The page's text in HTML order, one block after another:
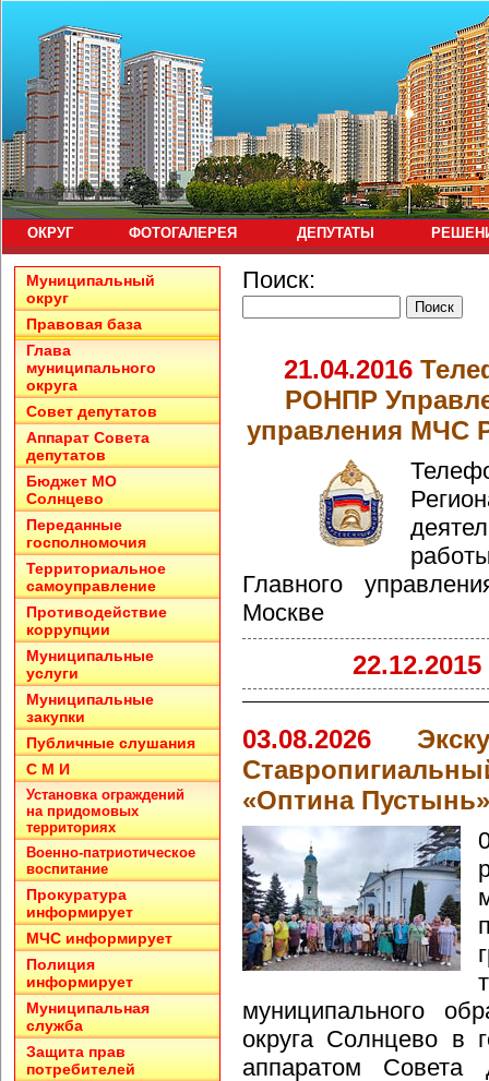
ОКРУГ ФОТОГАЛЕРЕЯ ДЕПУТАТЫ
Поиск:
21.04.2016
РОНПР
управления МЧС
Главного
Москве
22.12.2015
03.08.2026
«Оптина Пустынь»
муниципального
округа Солнцево в
аппаратом Совета
Муниципальный
округ
Правовая база
Глава
муниципального
округа
Совет депутатов
Аппарат Совета
депутатов
Бюджет МО
Солнцево
Переданные
госполномочия
Территориальное
самоуправление
Противодействие
коррупции
Муниципальные
услуги
Муниципальные
закупки
Публичные слушания
С М И
Установка ограждений
на придомовых
территориях
Военно-патриотическое
воспитание
Прокуратура
информирует
МЧС информирует
Полиция
информирует
Муниципальная
служба
Защита прав
потребителей